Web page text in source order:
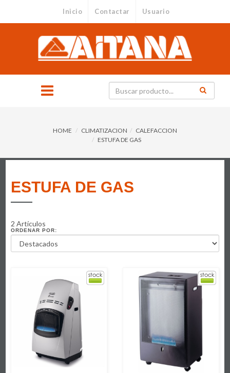
Inicio Contactar Usuario
HOME CLIMATIZACION
CALEFACCION
ESTUFA DE GAS
ESTUFA DE GAS
2 Artículos
ORDENAR POR: